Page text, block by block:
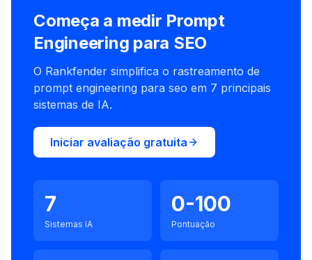
Começa a medir Prompt
Engineering para SEO
O Rankfender simplifica o rastreamento de
prompt engineering para seo em 7 principais
sistemas de IA.
Iniciar avaliação gratuita
7
Sistemas IA
0-100
Pontuação